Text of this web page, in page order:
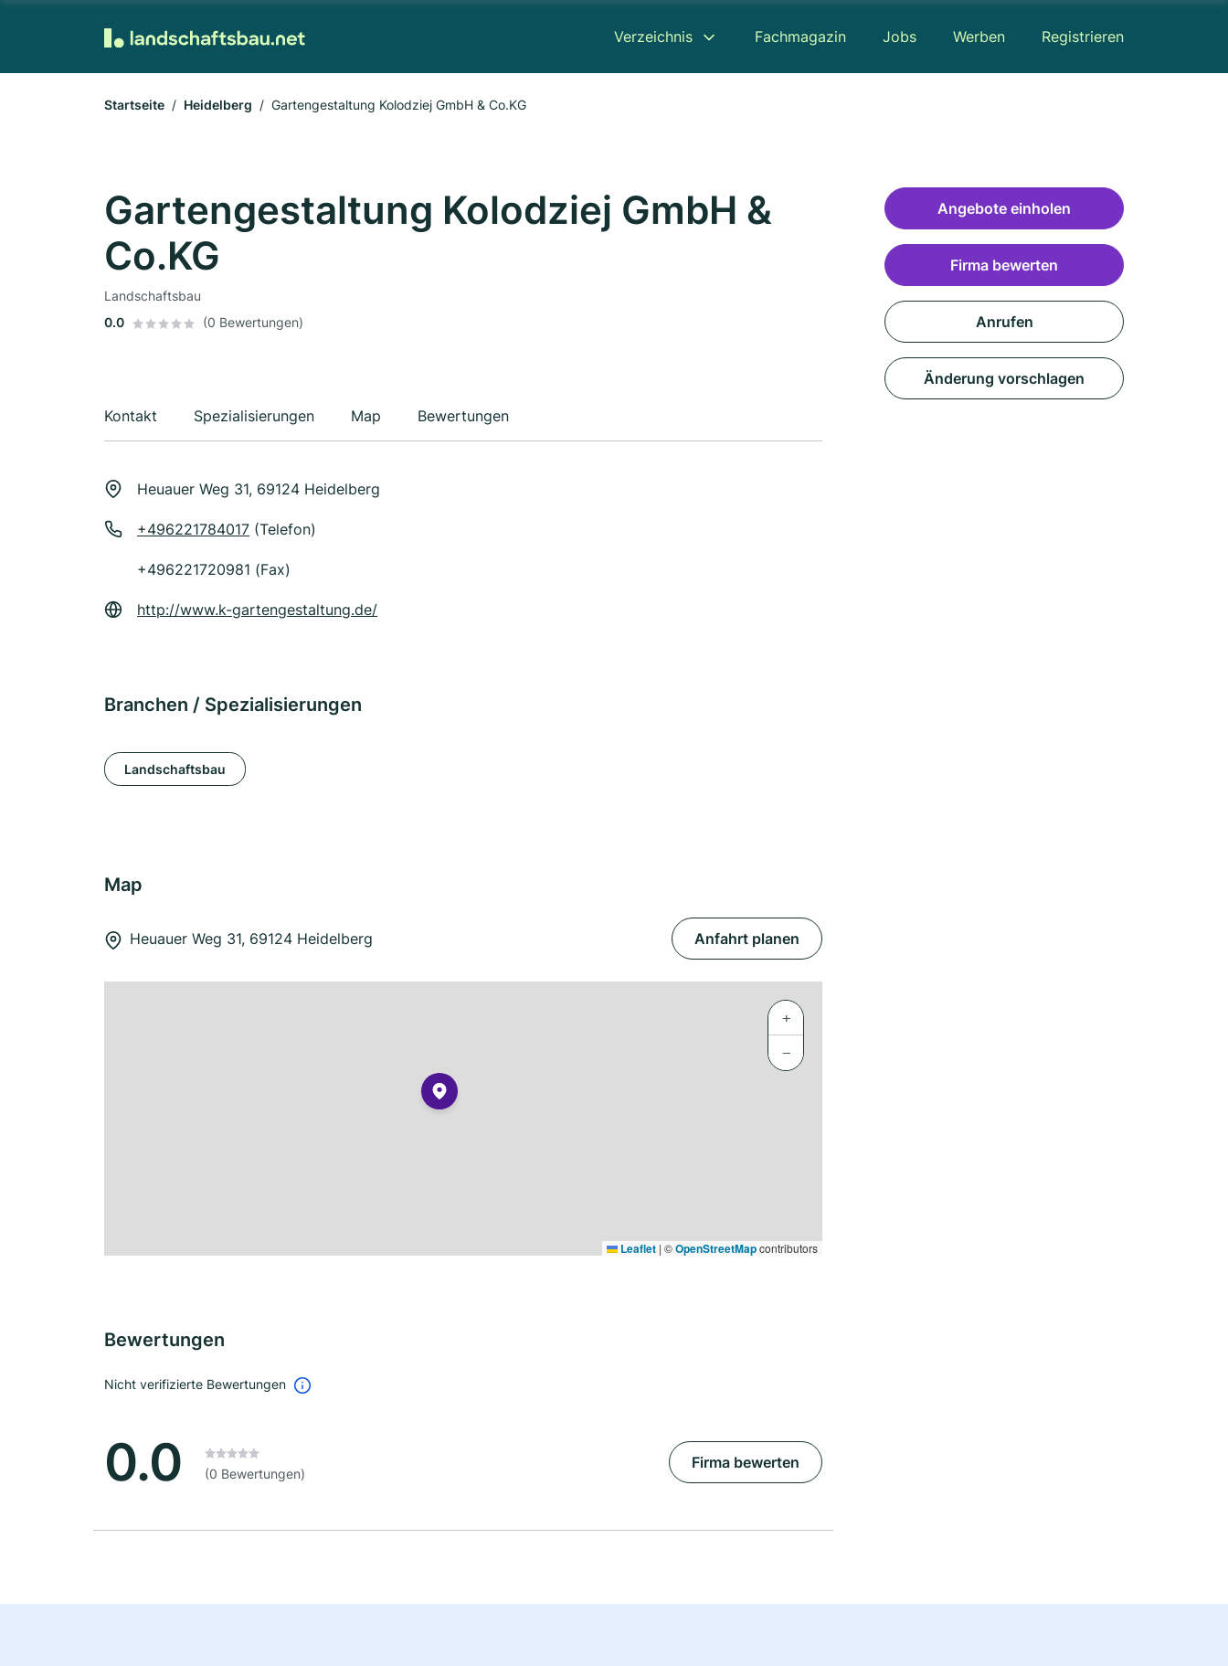
Verzeichnis Fachmagazin Jobs Werben Registrieren
Startseite Heidelberg Gartengestaltung Kolodziej GmbH & Co.KG
Gartengestaltung Kolodziej GmbH &
Co.KG
Landschaftsbau
0.0
(0 Bewertungen)
Kontakt Spezialisierungen Map Bewertungen
Heuauer Weg 31, 69124 Heidelberg
+496221784017 (Telefon)
+496221720981 (Fax)
http://www.k-gartengestaltung.de/
Branchen / Spezialisierungen
Landschaftsbau
Map
Heuauer Weg 31, 69124 Heidelberg Anfahrt planen
+
−
Leaflet | ©OpenStreetMapcontributors
Bewertungen
Nicht verifizierte Bewertungen
0.0 (0 Bewertungen)
Firma bewerten
Angebote einholen
Firma bewerten
Anrufen
Änderung vorschlagen